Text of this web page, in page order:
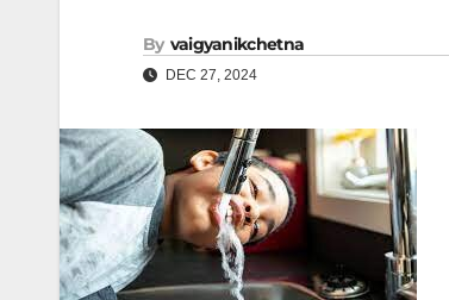
By vaigyanikchetna
DEC 27, 2024